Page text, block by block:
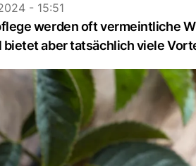
- 15:51
werden oft vermeintliche
aber tatsächlich viele